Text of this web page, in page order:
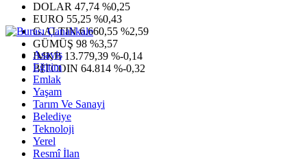
DOLAR 47,74 %0,25
EURO 55,25 %0,43
G.ALTIN6.660,55 %2,59
GÜMÜŞ 98 %3,57
IMKB 13.779,39 %-0,14
BITCOIN 64.814 %-0,32
Asayiş
Eğitim
Emlak
Yaşam
Tarım Ve Sanayi
Belediye
Teknoloji
Yerel
Resmî İlan